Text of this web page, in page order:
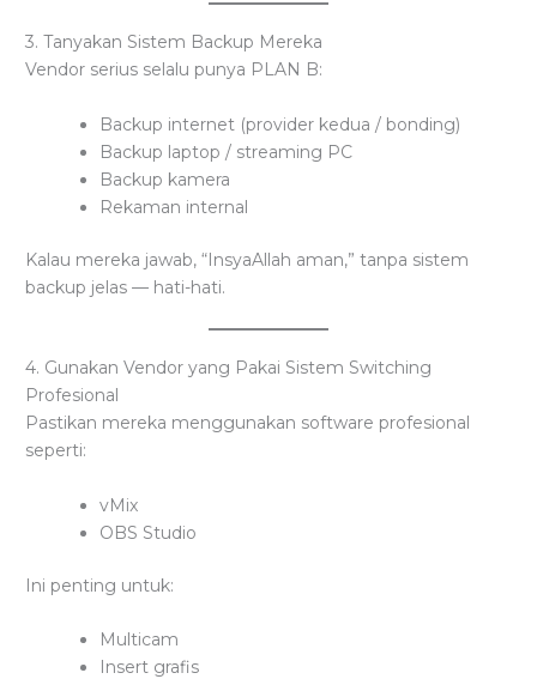
3. Tanyakan Sistem Backup Mereka
Vendor serius selalu punya PLAN B:
Backup internet (provider kedua / bonding)
Backup laptop / streaming PC
Backup kamera
Rekaman internal
Kalau mereka jawab, “InsyaAllah aman,” tanpa sistem
backup jelas — hati-hati.
4. Gunakan Vendor yang Pakai Sistem Switching
Profesional
Pastikan mereka menggunakan software profesional
seperti:
vMix
OBS Studio
Ini penting untuk:
Multicam
Insert grafis